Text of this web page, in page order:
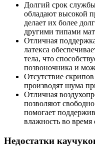
Долгий срок
обладают высокой
делает их более
другими типами
Отличная
латекса
тела, что
позвоночника и
Отсутствие
производят шума
Отличная
позволяют
помогает
влажность во время
Недостатки